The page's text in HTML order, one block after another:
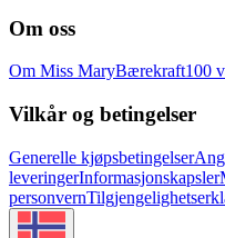
Om oss
Om Miss MaryBærekraft100
Vilkår og betingelser
Generelle kjøpsbetingelser
leveringerInformasjonskapsler
personvern